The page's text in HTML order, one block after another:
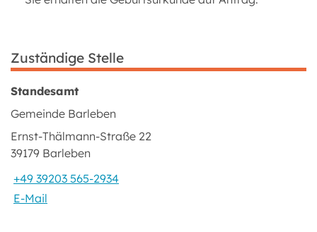
Zuständige Stelle
Standesamt
Gemeinde Barleben
Ernst-Thälmann-Straße 22
39179 Barleben
+49 39203 565-2934
E-Mail